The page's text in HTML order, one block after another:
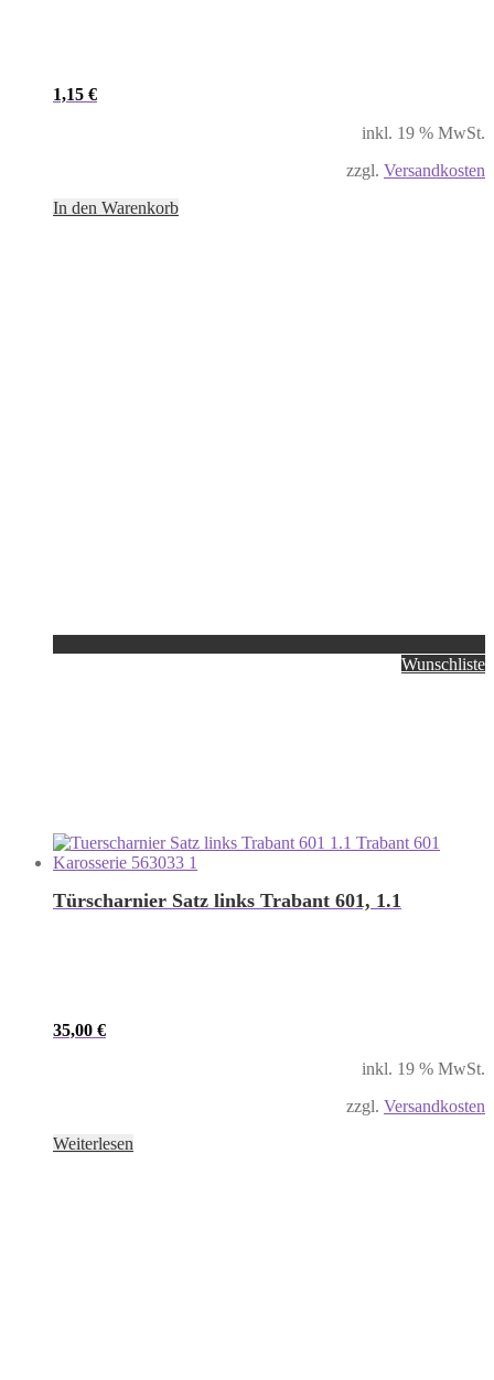
1,15 €
inkl. 19 % MwSt.
zzgl. Versandkosten
In den Warenkorb
Wunschliste
Türscharnier Satz links Trabant 601, 1.1
35,00 €
inkl. 19 % MwSt.
zzgl. Versandkosten
Weiterlesen